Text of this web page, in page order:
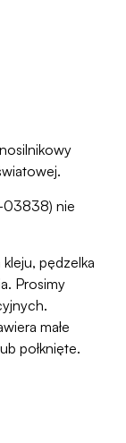
03838) nie
pędzelka
Prosimy
małe
połknięte.